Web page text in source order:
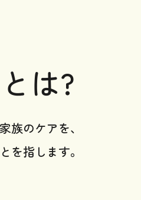
は?
族のケアを、
を指します。